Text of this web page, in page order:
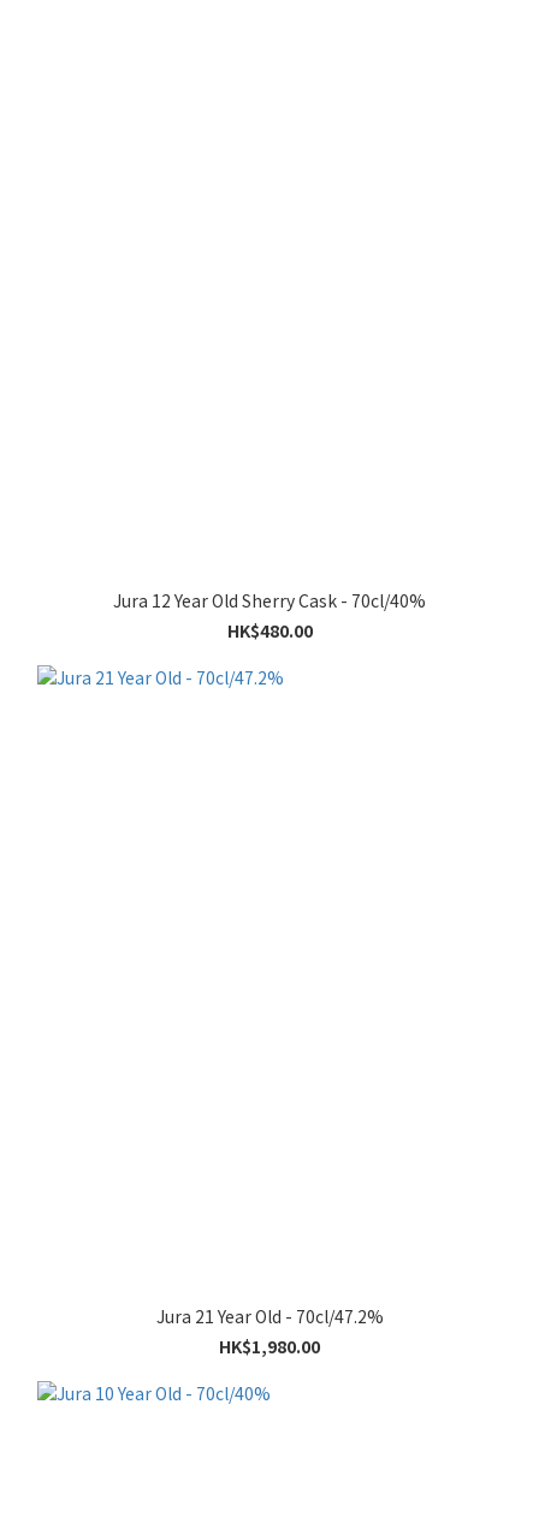
Jura 12 Year Old Sherry Cask - 70cl/40%
HK$480.00
Jura 21 Year Old - 70cl/47.2%
HK$1,980.00